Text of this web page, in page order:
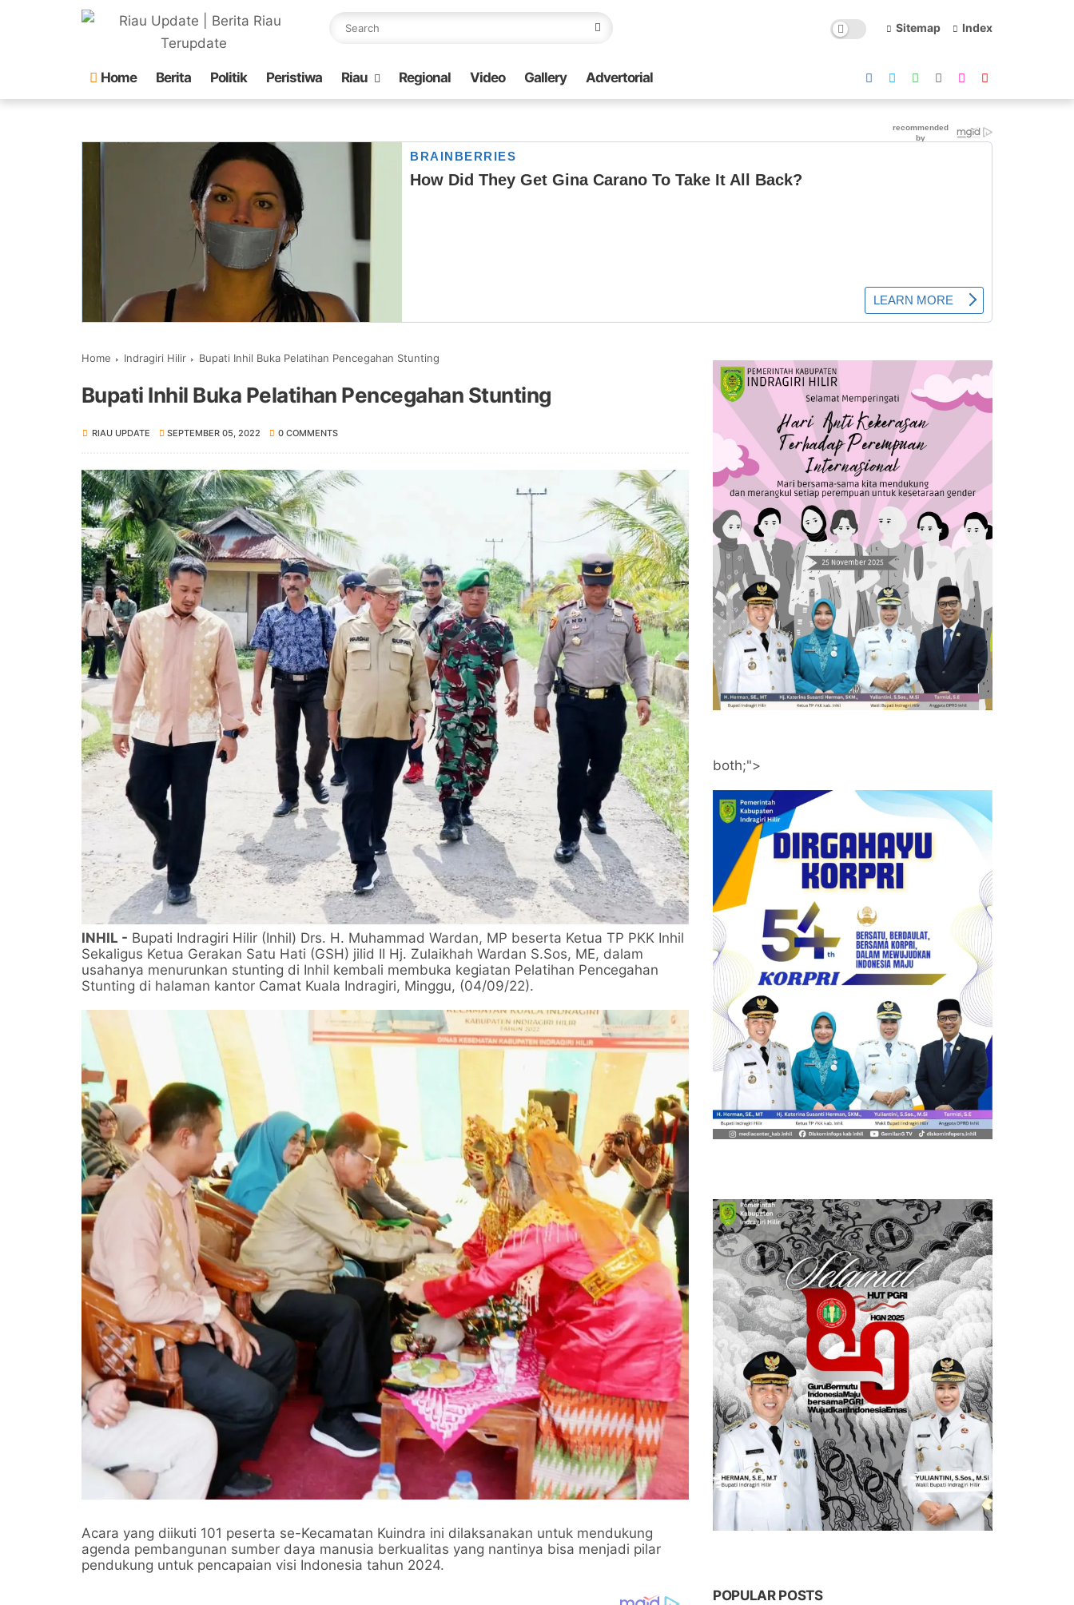
Sitemap Index
Home Berita Politik Peristiwa Riau Regional Video Gallery Advertorial
Home Indragiri Hilir Bupati Inhil Buka Pelatihan Pencegahan Stunting
Bupati Inhil Buka Pelatihan Pencegahan Stunting
RIAU UPDATE SEPTEMBER 05, 2022 0 COMMENTS
INHIL - Bupati Indragiri Hilir (Inhil) Drs. H. Muhammad Wardan, MP beserta Ketua TP PKK Inhil
Sekaligus Ketua Gerakan Satu Hati (GSH) jilid II Hj. Zulaikhah Wardan S.Sos, ME, dalam
usahanya menurunkan stunting di Inhil kembali membuka kegiatan Pelatihan Pencegahan
Stunting di halaman kantor Camat Kuala Indragiri, Minggu, (04/09/22).
Acara yang diikuti 101 peserta se-Kecamatan Kuindra ini dilaksanakan untuk mendukung
agenda pembangunan sumber daya manusia berkualitas yang nantinya bisa menjadi pilar
pendukung untuk pencapaian visi Indonesia tahun 2024.
both;">
POPULAR POSTS